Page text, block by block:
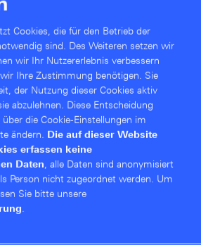
Wi-Fi 6 für sichere
kleiner und mittelgroßer
Mehr Informationen
Cookies, die für den Betrieb der
sind. Des Weiteren setzen wir
wir Ihr Nutzererlebnis verbessern
Ihre Zustimmung benötigen. Sie
der Nutzung dieser Cookies aktiv
abzulehnen. Diese Entschei­dung
über die Cookie-Einstellungen im
ändern. Die auf dieser Website
erfassen keine
Daten, alle Daten sind anonymisiert
Person nicht zugeordnet werden. Um
Sie bitte unsere
.